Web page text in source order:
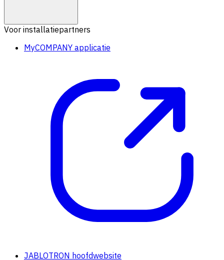
Voor installatiepartners
MyCOMPANY applicatie
JABLOTRON hoofdwebsite